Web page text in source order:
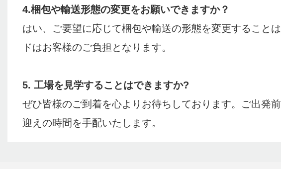
4.梱包や輸送形態の変更をお願いできますか？
はい、ご要望に応じて梱包や輸送の形態を変更すること
ドはお客様のご負担となります。
5. 工場を見学することはできますか?
ぜひ皆様のご到着を心よりお待ちしております。ご出発
迎えの時間を手配いたします。